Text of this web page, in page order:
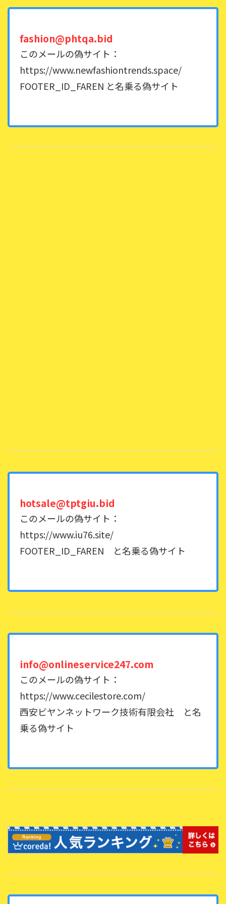
fashion@phtqa.bid
このメールの偽サイト：
https://www.newfashiontrends.space/
FOOTER_ID_FAREN と名乗る偽サイト
hotsale@tptgiu.bid
このメールの偽サイト：
https://www.iu76.site/
FOOTER_ID_FAREN と名乗る偽サイト
info@onlineservice247.com
このメールの偽サイト：
https://www.cecilestore.com/
西安ビヤンネットワーク技術有限会社 と名
乗る偽サイト